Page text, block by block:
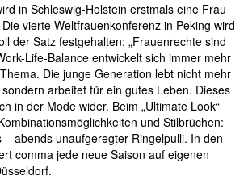
in Schleswig-Holstein erstmals eine Frau
vierte Weltfrauenkonferenz in Peking wird
der Satz festgehalten: „Frauenrechte sind
Life-Balance entwickelt sich immer mehr
Die junge Generation lebt nicht mehr
arbeitet für ein gutes Leben. Dieses
in der Mode wider. Beim „Ultimate Look“
und Stilbrüchen:
– abends unaufgeregter Ringelpulli. In den
comma jede neue Saison auf eigenen